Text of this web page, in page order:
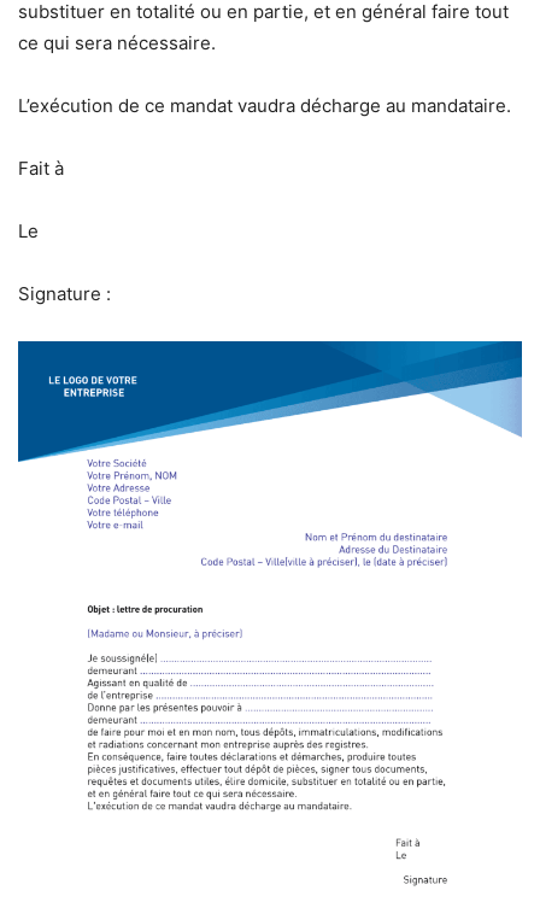
substituer en totalité ou en partie, et en général faire tout
ce qui sera nécessaire.
L’exécution de ce mandat vaudra décharge au mandataire.
Fait à
Le
Signature :